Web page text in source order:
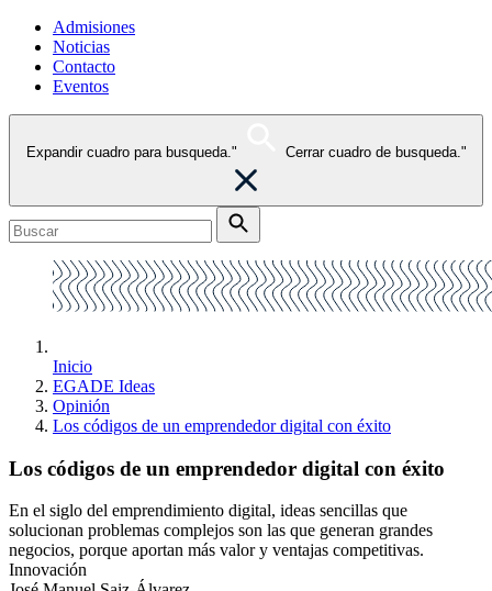
Admisiones
Noticias
Contacto
Eventos
Expandir cuadro para busqueda." Cerrar cuadro de busqueda."
Inicio
EGADE Ideas
Opinión
Los códigos de un emprendedor digital con éxito
Los códigos de un emprendedor digital con éxito
En el siglo del emprendimiento digital, ideas sencillas que
solucionan problemas complejos son las que generan grandes
negocios, porque aportan más valor y ventajas competitivas.
Innovación